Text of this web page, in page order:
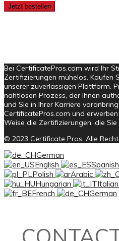
Bei CertificatePros.com wird Ihr
Zertifizierungen mühelos. Kaufen
unserer zuverlässigen Plattform.
nahtlosen Prozess, der Ihnen
und Sie in Ihrer Karriere
CertificatePros.com und
Weise die Zertifizierungen, die Sie
© 2023 Certificate Pros. Alle
German
English
Spanish
Polish
Arabic
Hungarian
Italian
French
German